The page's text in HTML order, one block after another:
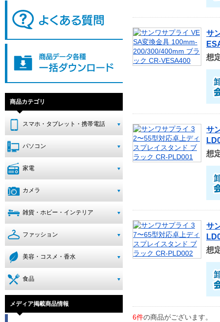
商品カテゴリ
スマホ・タブレット・携帯電話
パソコン
家電
カメラ
雑貨・ホビー・インテリア
ファッション
美容・コスメ・香水
食品
メディア掲載商品情報
サ
想
サ
想
サ
想
6件の商品がございます。